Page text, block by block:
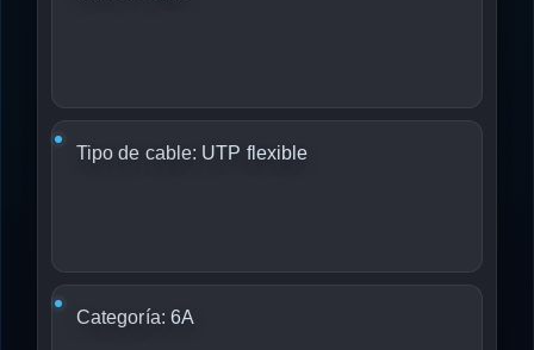
Tipo de cable: UTP flexible
Categoría: 6A